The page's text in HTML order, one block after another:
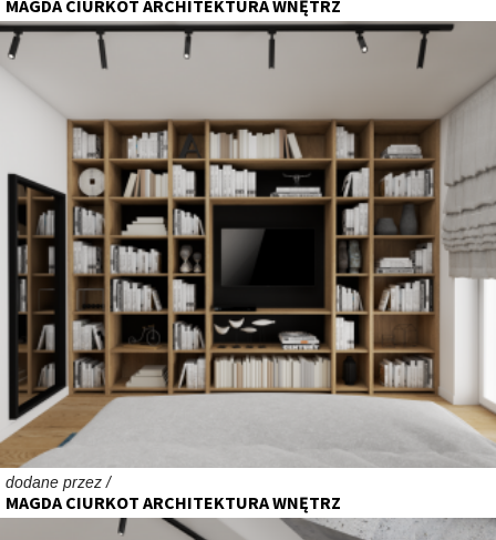
MAGDA CIURKOT ARCHITEKTURA WNĘTRZ
dodane przez /
MAGDA CIURKOT ARCHITEKTURA WNĘTRZ